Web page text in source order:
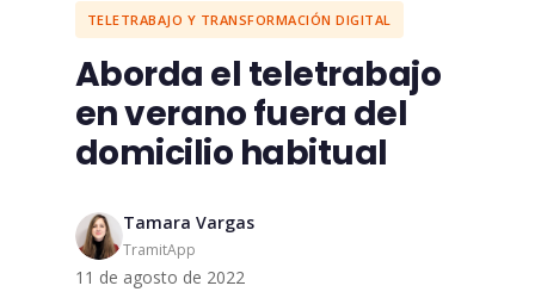
TELETRABAJO Y TRANSFORMACIÓN DIGITAL
Aborda el teletrabajo
en verano fuera del
domicilio habitual
Tamara Vargas
TramitApp
11 de agosto de 2022